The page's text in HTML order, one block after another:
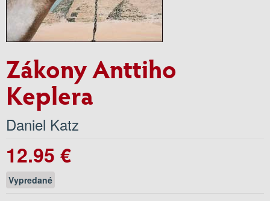
Zákony Anttiho
Keplera
Daniel Katz
12.95 €
Vypredané